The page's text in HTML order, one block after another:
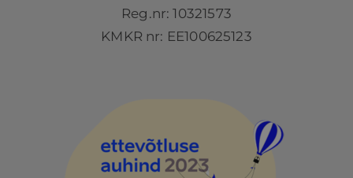
Reg.nr: 10321573
KMKR nr: EE100625123